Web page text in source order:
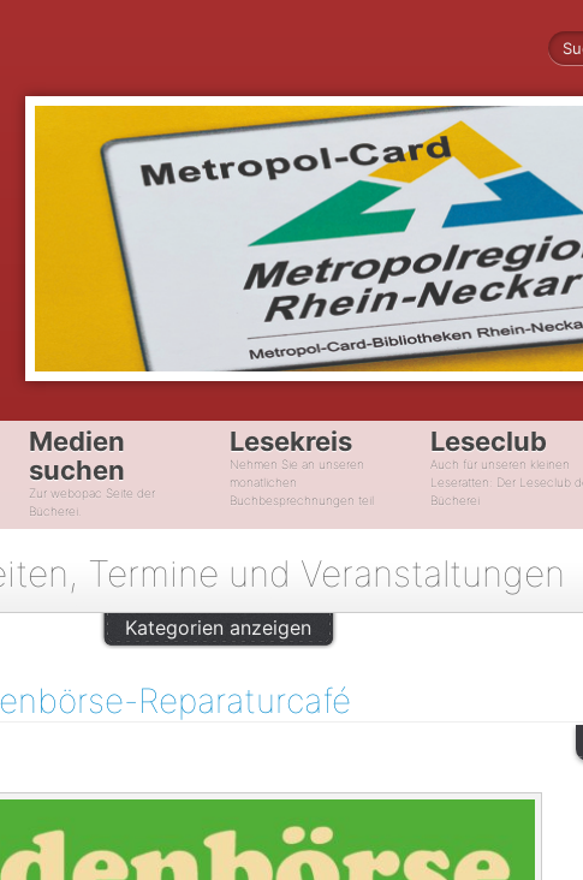
Medien
suchen
Zur webopac Seite der
Bücherei.
Lesekreis
Nehmen Sie an unseren
monatlichen
Buchbesprechnungen teil
Leseclub
Auch für unseren kleinen
Leseratten: Der Leseclub
Bücherei
Termine und Veranstaltungen
Kategorien anzeigen
Reparaturcafé